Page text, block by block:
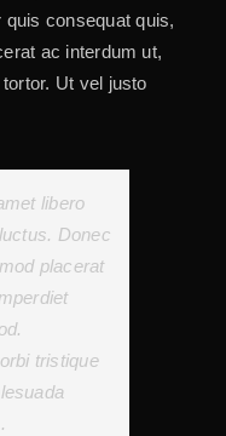
consequat quis,
ac interdum ut,
Ut vel justo
libero
Donec
placerat
tristique